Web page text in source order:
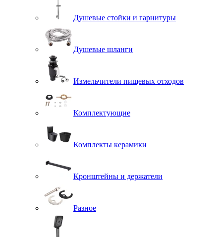
Душевые стойки и гарнитуры
Душевые шланги
Измельчители пищевых отходов
Комплектующие
Комплекты керамики
Кронштейны и держатели
Разное